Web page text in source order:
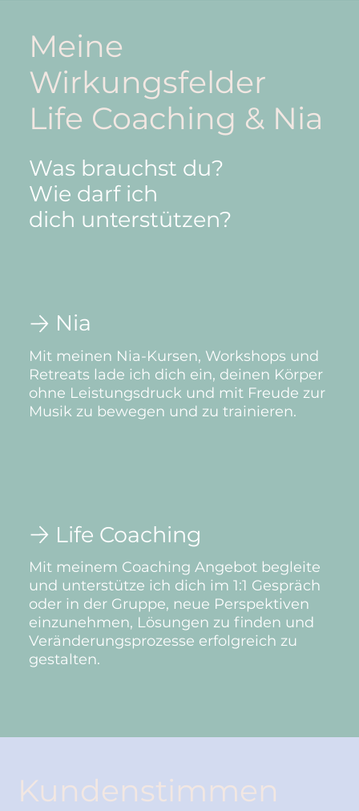
Meine
Wirkungsfelder
Life Coaching & Nia
Was brauchst du?
Wie darf ich
dich unterstützen?
Life Coaching
Mit meinem Coaching Angebot begleite
und unterstütze ich dich im 1:1 Gespräch
oder in der Gruppe, neue Perspektiven
einzunehmen, Lösungen zu finden und
Veränderungsprozesse erfolgreich zu
gestalten.
Nia
Mit meinen Nia-Kursen, Workshops und
Retreats lade ich dich ein, deinen Körper
ohne Leistungsdruck und mit Freude zur
Musik zu bewegen und zu trainieren.
Kundenstimmen